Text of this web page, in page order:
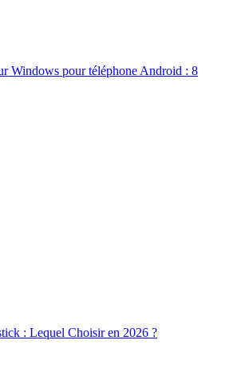
Windows pour téléphone Android : 8
: Lequel Choisir en 2026 ?